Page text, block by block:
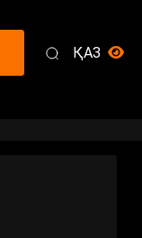
ҚАЗ